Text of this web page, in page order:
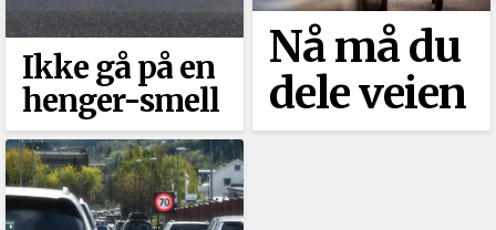
Ikke gå på en
henger-smell
Nå må du
dele veien